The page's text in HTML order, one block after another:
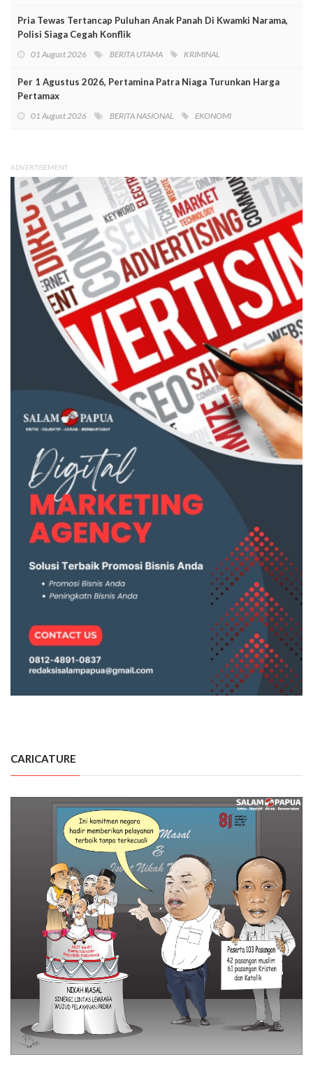
Pria Tewas Tertancap Puluhan Anak Panah Di Kwamki Narama,
Polisi Siaga Cegah Konflik
01 August 2026 BERITA UTAMA KRIMINAL
Per 1 Agustus 2026, Pertamina Patra Niaga Turunkan Harga
Pertamax
01 August 2026 BERITA NASIONAL EKONOMI
ADVERTISEMENT
CARICATURE